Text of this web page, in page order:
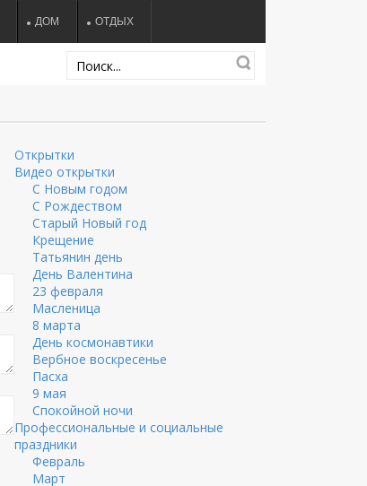
ДОМ ОТДЫХ
Открытки
Видео открытки
С Новым годом
С Рождеством
Старый Новый год
Крещение
Татьянин день
День Валентина
23 февраля
Масленица
8 марта
День космонавтики
Вербное воскресенье
Пасха
9 мая
Спокойной ночи
Профессиональные и социальные
праздники
Февраль
Март